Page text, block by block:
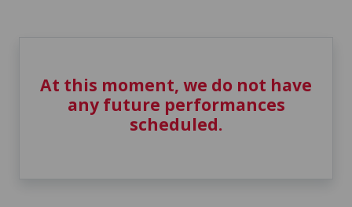
At this moment, we do not have
any future performances
scheduled.